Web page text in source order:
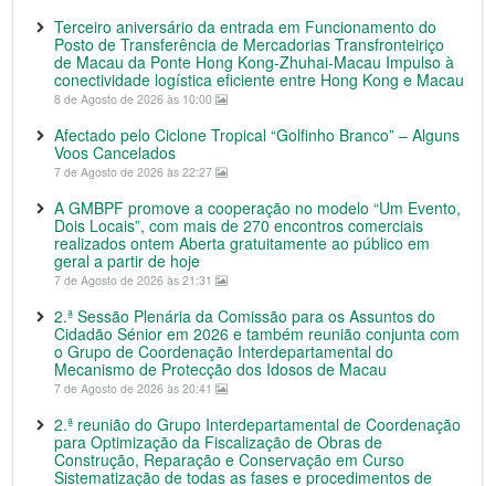
Terceiro aniversário da entrada em Funcionamento do
Posto de Transferência de Mercadorias Transfronteiriço
de Macau da Ponte Hong Kong-Zhuhai-Macau Impulso à
conectividade logística eficiente entre Hong Kong e Macau
8 de Agosto de 2026 às 10:00
Afectado pelo Ciclone Tropical “Golfinho Branco” – Alguns
Voos Cancelados
7 de Agosto de 2026 às 22:27
A GMBPF promove a cooperação no modelo “Um Evento,
Dois Locais”, com mais de 270 encontros comerciais
realizados ontem Aberta gratuitamente ao público em
geral a partir de hoje
7 de Agosto de 2026 às 21:31
2.ª Sessão Plenária da Comissão para os Assuntos do
Cidadão Sénior em 2026 e também reunião conjunta com
o Grupo de Coordenação Interdepartamental do
Mecanismo de Protecção dos Idosos de Macau
7 de Agosto de 2026 às 20:41
2.ª reunião do Grupo Interdepartamental de Coordenação
para Optimização da Fiscalização de Obras de
Construção, Reparação e Conservação em Curso
Sistematização de todas as fases e procedimentos de